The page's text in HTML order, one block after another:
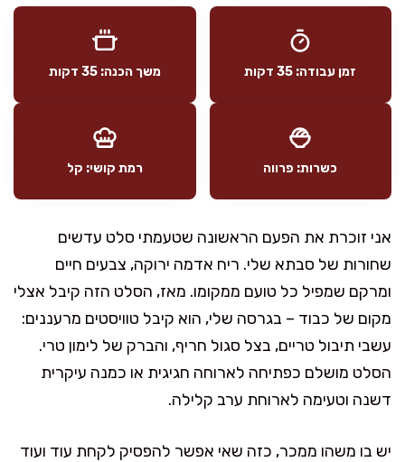
זמן עבודה: 35 דקות משך הכנה: 35 דקות
כשרות: פרווה רמת קושי: קל
אני זוכרת את הפעם הראשונה שטעמתי סלט עדשים
שחורות של סבתא שלי. ריח אדמה ירוקה, צבעים חיים
ומרקם שמפיל כל טועם ממקומו. מאז, הסלט הזה קיבל אצלי
מקום של כבוד – בגרסה שלי, הוא קיבל טוויסטים מרעננים:
עשבי תיבול טריים, בצל סגול חריף, והברק של לימון טרי.
הסלט מושלם כפתיחה לארוחה חגיגית או כמנה עיקרית
דשנה וטעימה לארוחת ערב קלילה.
יש בו משהו ממכר, כזה שאי אפשר להפסיק לקחת עוד ועוד